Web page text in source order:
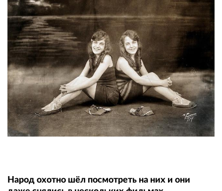
Народ охотно шёл посмотреть на них и они